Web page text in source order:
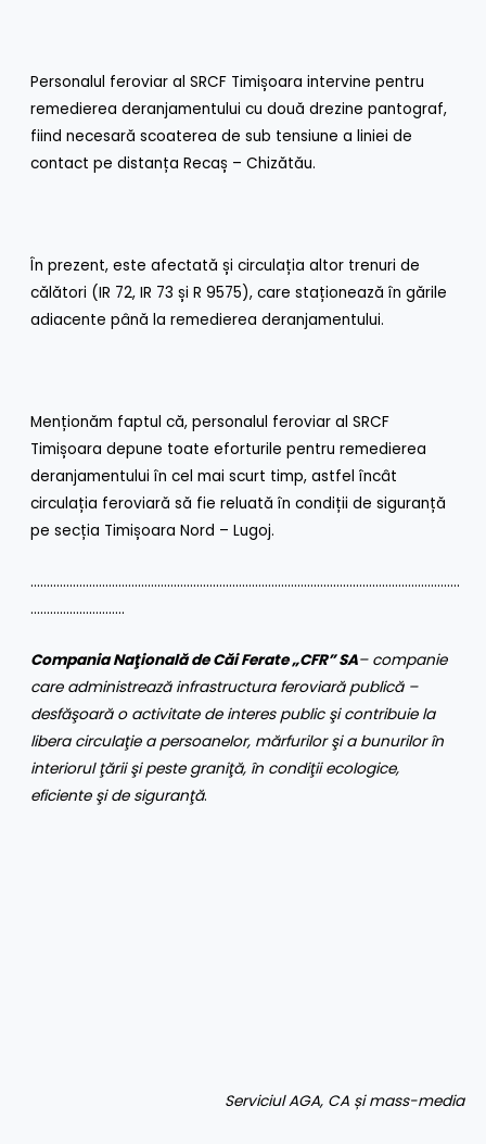
Personalul feroviar al SRCF Timișoara intervine pentru
remedierea deranjamentului cu două drezine pantograf,
fiind necesară scoaterea de sub tensiune a liniei de
contact pe distanța Recaș – Chizătău.
În prezent, este afectată și circulația altor trenuri de
călători (IR 72, IR 73 și R 9575), care staționează în gările
adiacente până la remedierea deranjamentului.
Menționăm faptul că, personalul feroviar al SRCF
Timișoara depune toate eforturile pentru remedierea
deranjamentului în cel mai scurt timp, astfel încât
circulația feroviară să fie reluată în condiții de siguranță
pe secția Timișoara Nord – Lugoj.
……………………………………………………………………………………………………………………
………………………..
Compania Naţională de Căi Ferate „CFR” SA– companie
care administrează infrastructura feroviară publică –
desfăşoară o activitate de interes public şi contribuie la
libera circulaţie a persoanelor, mărfurilor şi a bunurilor în
interiorul ţării şi peste graniţă, în condiţii ecologice,
eficiente şi de siguranţă.
Serviciul AGA, CA și mass-media